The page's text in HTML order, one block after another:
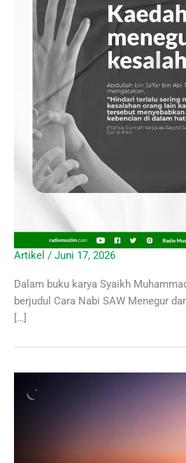
Artikel / Juni 17, 2026
Dalam buku karya Syaikh
berjudul Cara Nabi SAW Menegur
[…]